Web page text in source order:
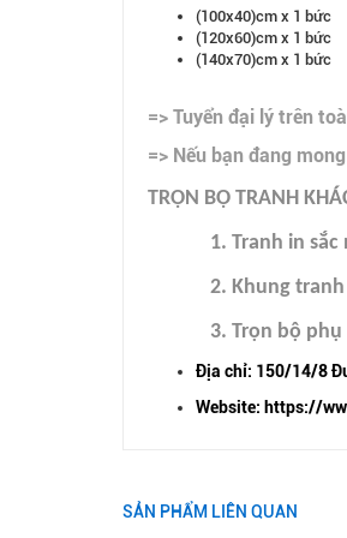
(100x40)cm x 1 bức
(120x60)cm x 1 bức
(140x70)cm x 1 bức
=> Tuyển đại lý trên
=> Nếu bạn đang
TRỌN BỘ TRANH
1. Tranh in
2. Khung
3. Trọn bộ
Địa chỉ: 150/14/8
Website: https://
SẢN PHẨM LIÊN QUAN